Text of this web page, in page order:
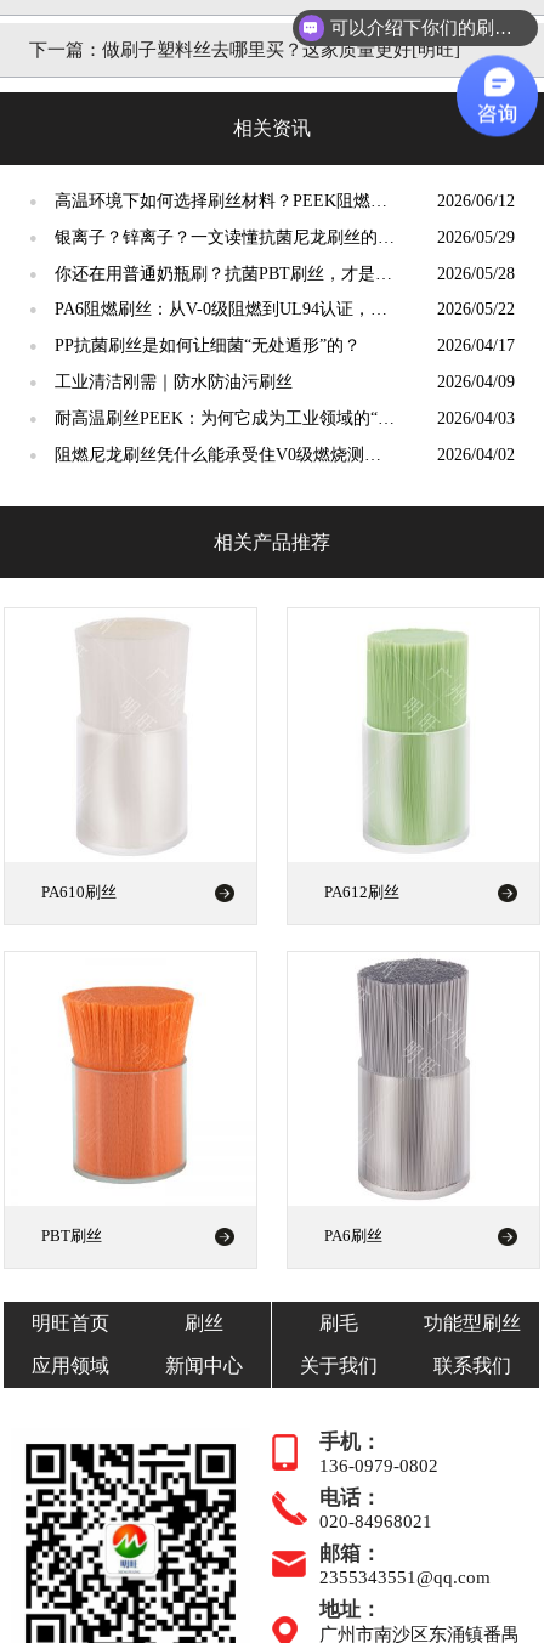
下一篇： 做刷子塑料丝去哪里买？这家质量更好[明旺]
相关资讯
●
高温环境下如何选择刷丝材料？PEEK阻燃刷
丝给出答案
2026/06/12
●
银离子？锌离子？一文读懂抗菌尼龙刷丝的核
心科技与选择标准
2026/05/29
●
你还在用普通奶瓶刷？抗菌PBT刷丝，才是母
婴安全真正的“隐形守护者”
2026/05/28
●
PA6阻燃刷丝：从V-0级阻燃到UL94认证，工
业毛刷的安全底线谁来守护？
2026/05/22
● PP抗菌刷丝是如何让细菌“无处遁形”的？ 2026/04/17
● 工业清洁刚需｜防水防油污刷丝 2026/04/09
●
耐高温刷丝PEEK：为何它成为工业领域的“宠
儿”？
2026/04/03
●
阻燃尼龙刷丝凭什么能承受住V0级燃烧测
2026/04/02
相关产品推荐
PA610刷丝 PA612刷丝
PBT刷丝 PA6刷丝
明旺首页 刷丝 刷毛 功能型刷丝
应用领域 新闻中心 关于我们 联系我们
手机：
136-0979-0802
电话：
020-84968021
邮箱：
2355343551@qq.com
地址：
广州市南沙区东涌镇番禺
可以介绍下你们的刷丝吗？